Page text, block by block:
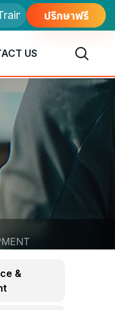
ปรึกษาฟรี
US
&